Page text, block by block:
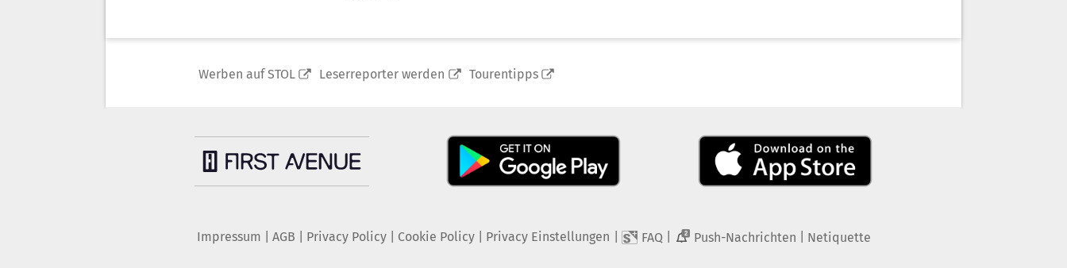
Werben auf STOL Leserreporter werden Tourentipps
Impressum AGB Privacy Policy| Cookie Policy| Privacy Einstellungen FAQ 2 Push-Nachrichten Netiquette